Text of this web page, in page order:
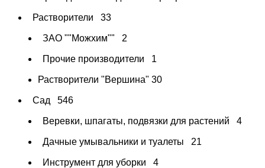
Растворители 33
ЗАО ""Можхим"" 2
Прочие производители 1
Растворители "Вершина" 30
Сад 546
Веревки, шпагаты, подвязки для растений 4
Дачные умывальники и туалеты 21
Инструмент для уборки 4